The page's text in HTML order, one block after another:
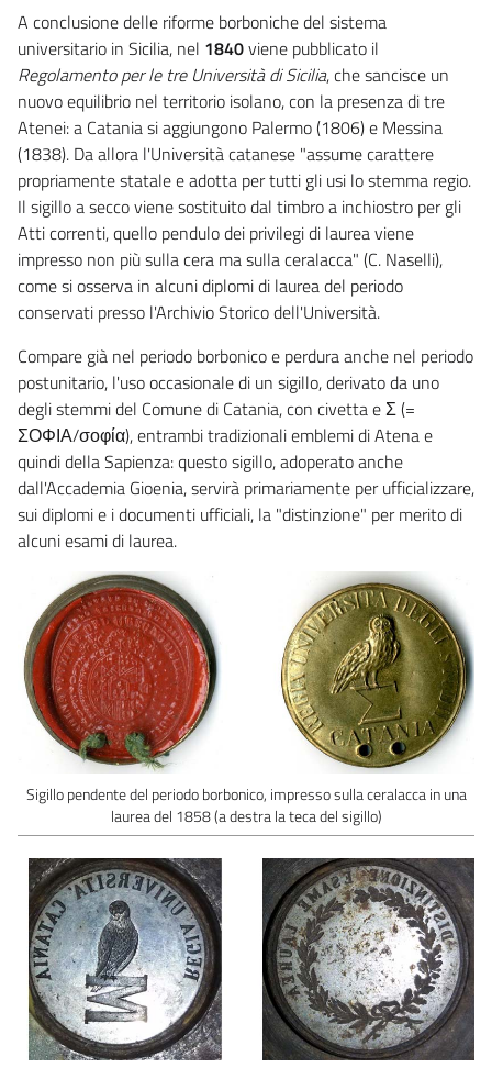
A conclusione delle riforme borboniche del sistema
universitario in Sicilia, nel 1840viene pubblicato il
Regolamento per le tre Università di Sicilia, che sancisce un
nuovo equilibrio nel territorio isolano, con la presenza di tre
Atenei: a Catania si aggiungono Palermo (1806) e Messina
(1838). Da allora l'Università catanese "assume carattere
propriamente statale e adotta per tutti gli usi lo stemma regio.
Il sigillo a secco viene sostituito dal timbro a inchiostro per gli
Atti correnti, quello pendulo dei privilegi di laurea viene
impresso non più sulla cera ma sulla ceralacca" (C. Naselli),
come si osserva in alcuni diplomi di laurea del periodo
conservati presso l'Archivio Storico dell'Università.
Compare già nel periodo borbonico e perdura anche nel periodo
postunitario, l'uso occasionale di un sigillo, derivato da uno
degli stemmi del Comune di Catania, con civetta e Σ (=
ΣΟΦΙΑ/σοφία), entrambi tradizionali emblemi di Atena e
quindi della Sapienza: questo sigillo, adoperato anche
dall'Accademia Gioenia, servirà primariamente per ufficializzare,
sui diplomi e i documenti ufficiali, la "distinzione" per merito di
alcuni esami di laurea.
Sigillo pendente del periodo borbonico, impresso sulla ceralacca in una
laurea del 1858 (a destra la teca del sigillo)